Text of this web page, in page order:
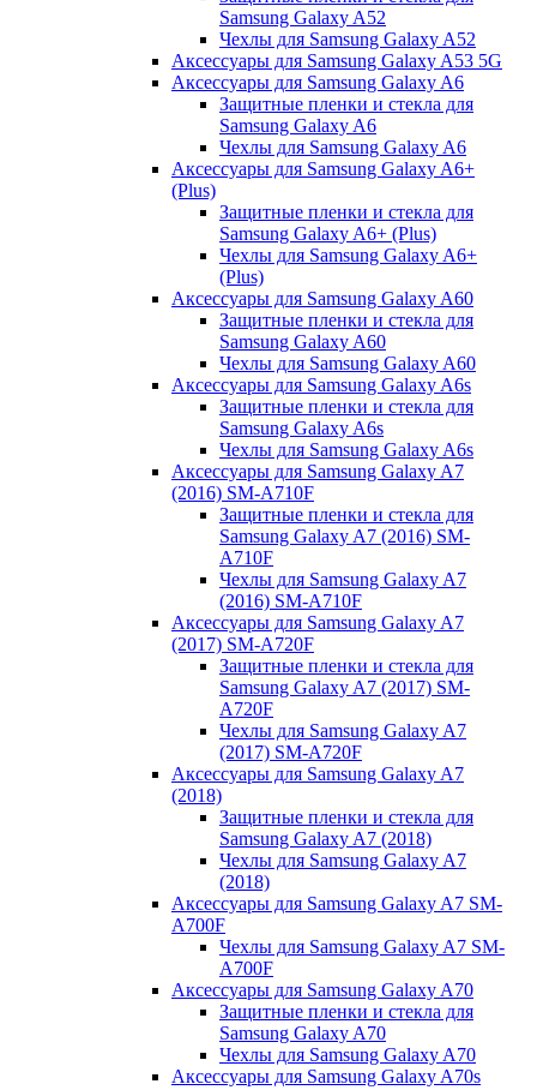
Samsung Galaxy A52
Чехлы для Samsung Galaxy A52
Аксессуары для Samsung Galaxy A53 5G
Аксессуары для Samsung Galaxy A6
Защитные пленки и стекла для
Samsung Galaxy A6
Чехлы для Samsung Galaxy A6
Аксессуары для Samsung Galaxy A6+
(Plus)
Защитные пленки и стекла для
Samsung Galaxy A6+ (Plus)
Чехлы для Samsung Galaxy A6+
(Plus)
Аксессуары для Samsung Galaxy A60
Защитные пленки и стекла для
Samsung Galaxy A60
Чехлы для Samsung Galaxy A60
Аксессуары для Samsung Galaxy A6s
Защитные пленки и стекла для
Samsung Galaxy A6s
Чехлы для Samsung Galaxy A6s
Аксессуары для Samsung Galaxy A7
(2016) SM-A710F
Защитные пленки и стекла для
Samsung Galaxy A7 (2016) SM-
A710F
Чехлы для Samsung Galaxy A7
(2016) SM-A710F
Аксессуары для Samsung Galaxy A7
(2017) SM-A720F
Защитные пленки и стекла для
Samsung Galaxy A7 (2017) SM-
A720F
Чехлы для Samsung Galaxy A7
(2017) SM-A720F
Аксессуары для Samsung Galaxy A7
(2018)
Защитные пленки и стекла для
Samsung Galaxy A7 (2018)
Чехлы для Samsung Galaxy A7
(2018)
Аксессуары для Samsung Galaxy A7 SM-
A700F
Чехлы для Samsung Galaxy A7 SM-
A700F
Аксессуары для Samsung Galaxy A70
Защитные пленки и стекла для
Samsung Galaxy A70
Чехлы для Samsung Galaxy A70
Аксессуары для Samsung Galaxy A70s